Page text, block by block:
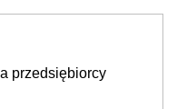
przedsiębiorcy